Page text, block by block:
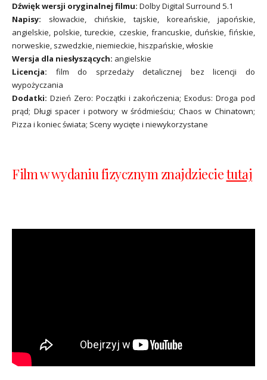
Dźwięk wersji oryginalnej filmu: Dolby Digital Surround 5.1
Napisy: słowackie, chińskie, tajskie, koreańskie, japońskie,
angielskie, polskie, tureckie, czeskie, francuskie, duńskie, fińskie,
norweskie, szwedzkie, niemieckie, hiszpańskie, włoskie
Wersja dla niesłyszących: angielskie
Licencja: film do sprzedaży detalicznej bez licencji do
wypożyczania
Dodatki: Dzień Zero: Początki i zakończenia; Exodus: Droga pod
prąd; Długi spacer i potwory w śródmieściu; Chaos w Chinatown;
Pizza i koniec świata; Sceny wycięte i niewykorzystane
Film w wydaniu fizycznym znajdziecietutaj